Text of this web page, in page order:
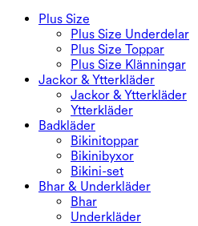
Plus Size
Plus Size Underdelar
Plus Size Toppar
Plus Size Klänningar
Jackor & Ytterkläder
Jackor & Ytterkläder
Ytterkläder
Badkläder
Bikinitoppar
Bikinibyxor
Bikini-set
Bhar & Underkläder
Bhar
Underkläder